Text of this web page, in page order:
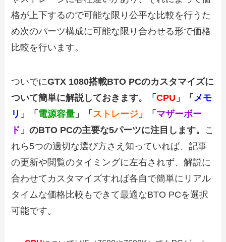
格が上下するので可能な限り公平な比較を行うた
め次のパーツ構成に可能な限り合わせる形で価格
比較を行います。
ついでにGTX 1080搭載BTO PCのカスタマイズに
ついて簡単に解説しておきます。「CPU 」「 メモ
リ 」「 電源容量 」「 ストレージ 」「 マザーボー
ド 」のBTO PCの主要な5パーツに注目します。 こ
れら5つの適切な選び方さえ知っていれば、記事
の更新や閲覧のタイミングに左右されず、解説に
合わせてカスタマイズすれば各自で簡単にリアル
タイムな価格比較もできて最適なBTO PCを選択
可能です。